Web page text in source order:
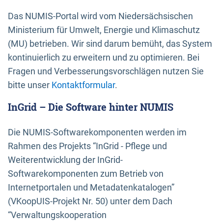
Das NUMIS-Portal wird vom Niedersächsischen
Ministerium für Umwelt, Energie und Klimaschutz
(MU) betrieben. Wir sind darum bemüht, das System
kontinuierlich zu erweitern und zu optimieren. Bei
Fragen und Verbesserungsvorschlägen nutzen Sie
bitte unser Kontaktformular.
InGrid – Die Software hinter NUMIS
Die NUMIS-Softwarekomponenten werden im
Rahmen des Projekts “InGrid - Pflege und
Weiterentwicklung der InGrid-
Softwarekomponenten zum Betrieb von
Internetportalen und Metadatenkatalogen”
(VKoopUIS-Projekt Nr. 50) unter dem Dach
“Verwaltungskooperation